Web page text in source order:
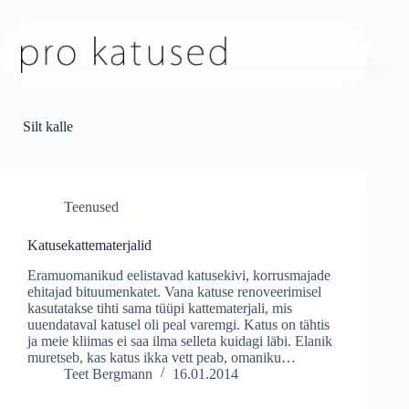
Silt kalle
Teenused
Katusekattematerjalid
Eramuomanikud eelistavad katusekivi, korrusmajade
ehitajad bituumenkatet. Vana katuse renoveerimisel
kasutatakse tihti sama tüüpi kattematerjali, mis
uuendataval katusel oli peal varemgi. Katus on tähtis
ja meie kliimas ei saa ilma selleta kuidagi läbi. Elanik
muretseb, kas katus ikka vett peab, omaniku…
Teet Bergmann
16.01.2014